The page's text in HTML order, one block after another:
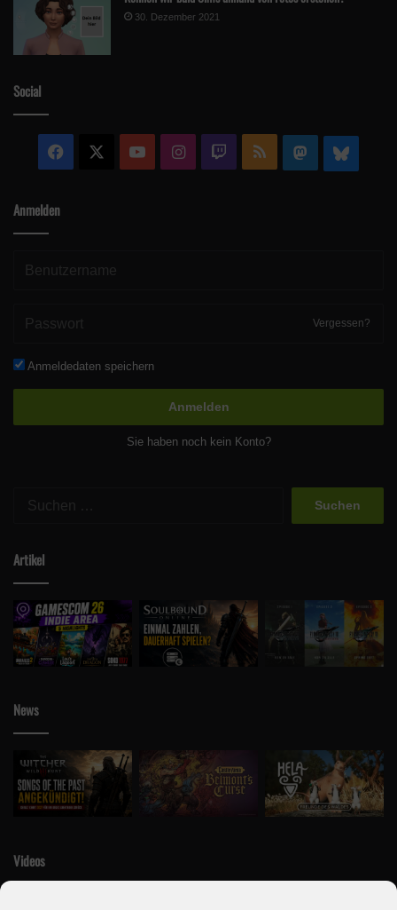
30. Dezember 2021
Social
Facebook YouTubeInstagram
Twitch RSS Mastodon
Anmelden
Vergessen?
Anmeldedaten speichern
Anmelden
Sie haben noch kein Konto?
Artikel
News
Videos